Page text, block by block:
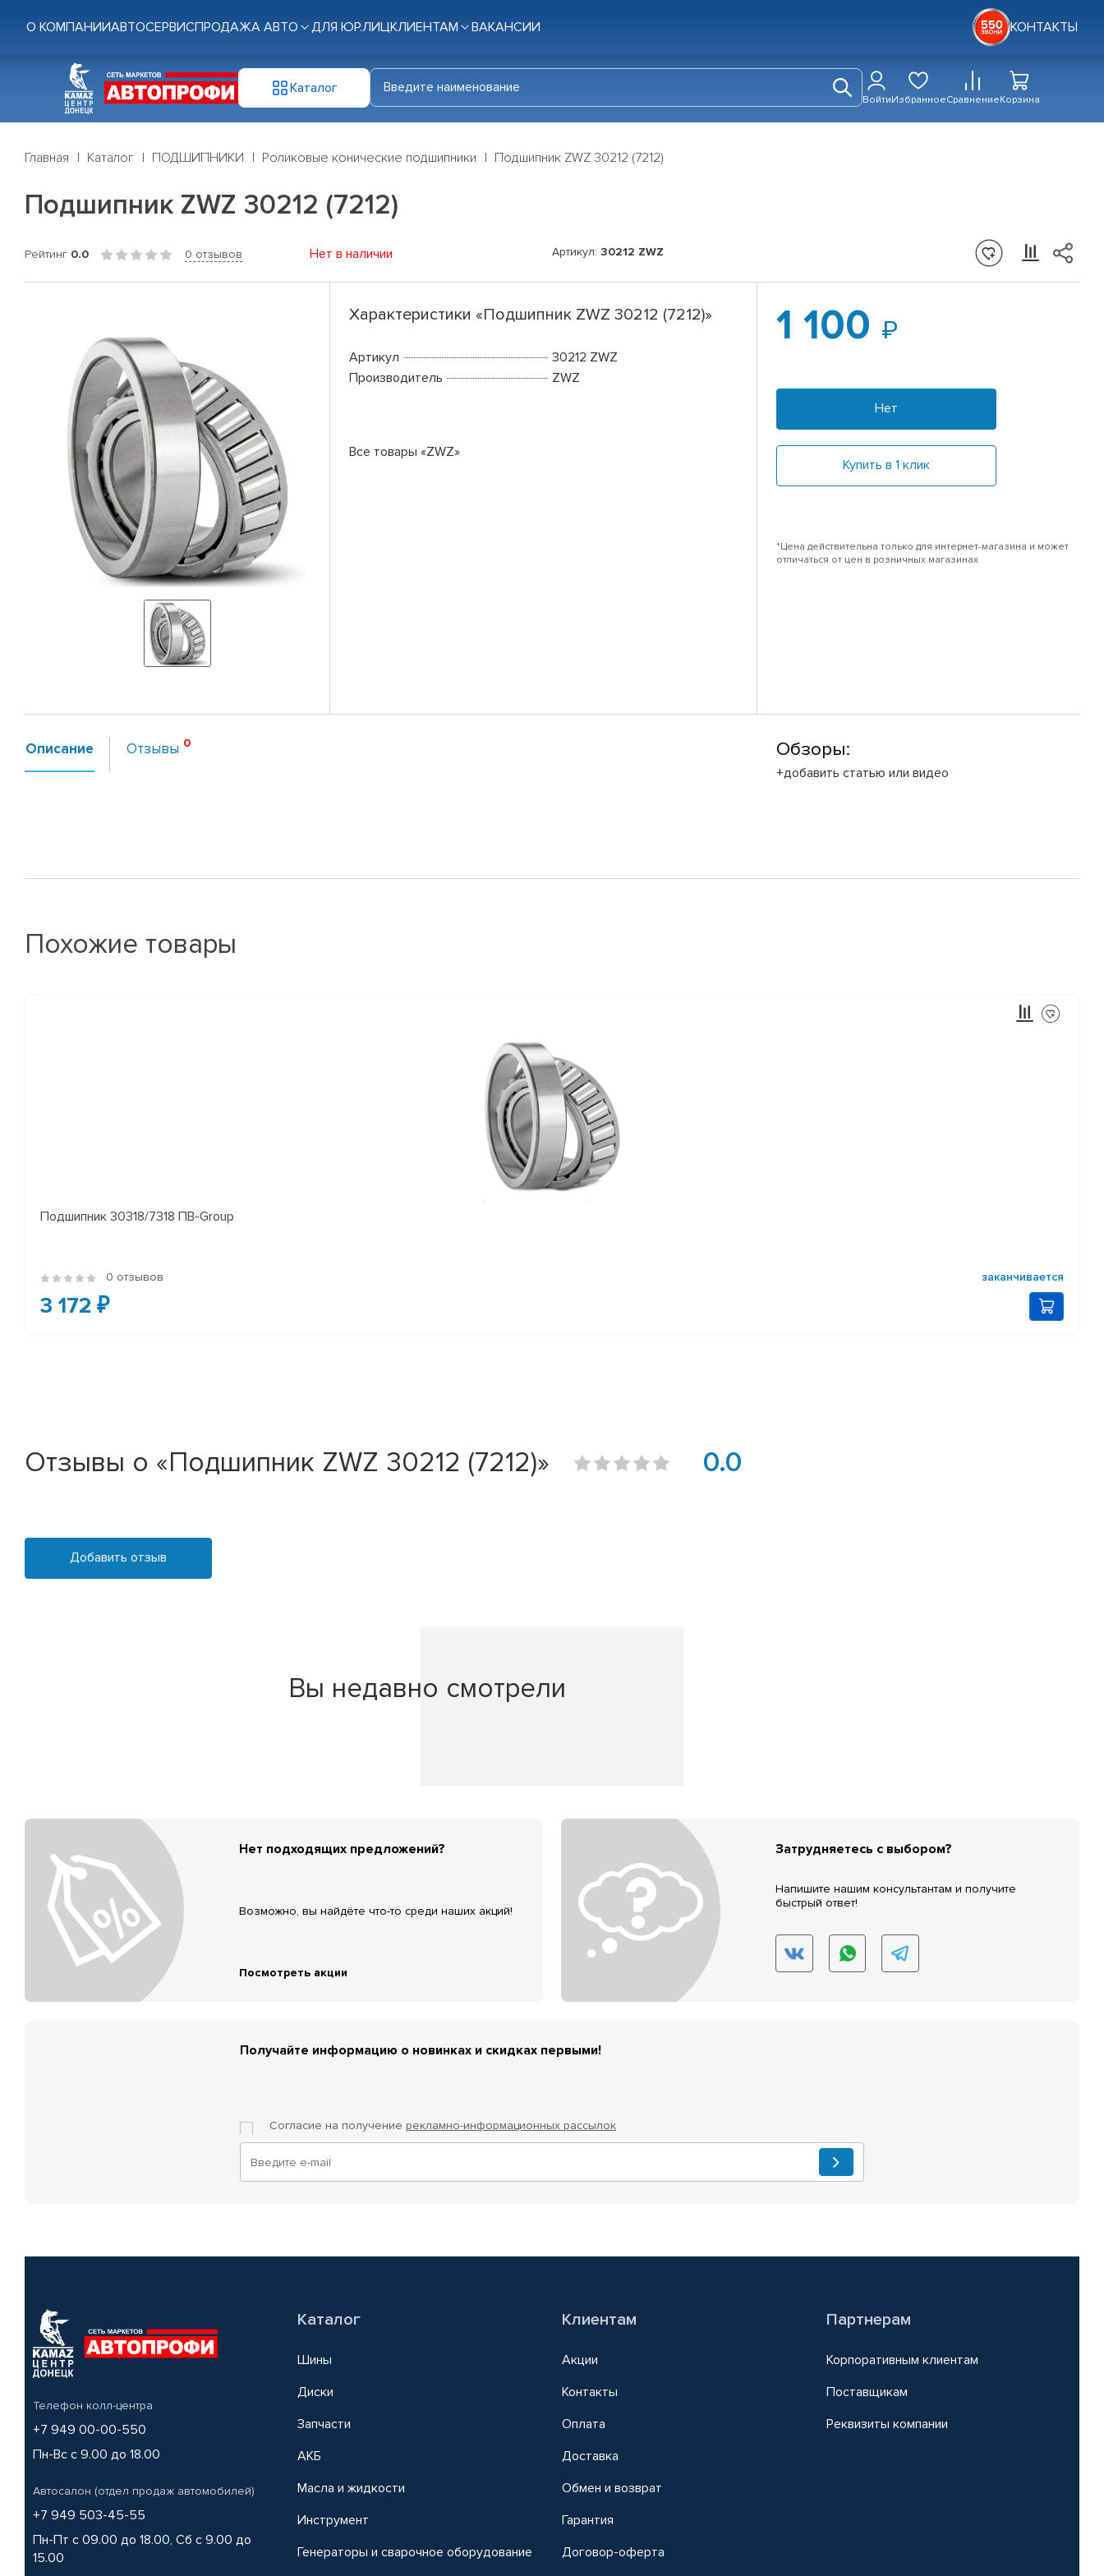
О КОМПАНИИАВТОСЕРВИСПРОДАЖА АВТО ДЛЯ ЮР.ЛИЦКЛИЕНТАМ ВАКАНСИИ КОНТАКТЫ
Каталог
ВойтиИзбранноеСравнениеКорзина
Главная Каталог ПОДШИПНИКИ Роликовые конические подшипники Подшипник ZWZ 30212 (7212)
Подшипник ZWZ 30212 (7212)
Рейтинг 0.0 0 отзывов Нет в наличии Артикул: 30212 ZWZ
Характеристики «Подшипник ZWZ 30212 (7212)»
Артикул
30212 ZWZ
Производитель
ZWZ
Все товары «ZWZ»
1 100
Нет
Купить в 1 клик
*Цена действительна только для интернет-магазина и может
отличаться от цен в розничных магазинах
Описание Отзывы Обзоры:
+добавить статью или видео
Похожие товары
Подшипник 30318/7318 ПВ-Group
0 отзывов заканчивается
3 172 ₽
Отзывы о «Подшипник ZWZ 30212 (7212)» 0.0
Добавить отзыв
Вы недавно смотрели
Нет подходящих предложений?
Возможно, вы найдёте что-то среди наших акций!
Посмотреть акции
Затрудняетесь с выбором?
Напишите нашим консультантам и получите
быстрый ответ!
Получайте информацию о новинках и скидках первыми!
Согласие на получение рекламно-информационных рассылок
Телефон колл-центра
+7 949 00-00-550
Пн-Вс с 9.00 до 18.00
Автосалон (отдел продаж автомобилей)
+7 949 503-45-55
Пн-Пт с 09.00 до 18.00, Сб с 9.00 до
15.00
Каталог
Шины
Диски
Запчасти
АКБ
Масла и жидкости
Инструмент
Генераторы и сварочное оборудование
Клиентам
Акции
Контакты
Оплата
Доставка
Обмен и возврат
Гарантия
Договор-оферта
Партнерам
Корпоративным клиентам
Поставщикам
Реквизиты компании